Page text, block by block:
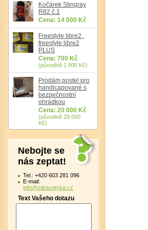
Kočárek Stingray
R82 č.1
Cena: 14 000 Kč
Freestyle libre2 ,
freestyle libre2
PLUS
Cena: 700 Kč
(původně 1 800 Kč)
Prodám postel pro
handicapované s
bezpečnostní
ohrádkou
Cena: 20 000 Kč
(původně 29 000
Kč)
Nebojte se
nás zeptat!
Tel.: +420 603 281 096
E-mail:
info@zdravotyka.cz
Text Vašeho dotazu